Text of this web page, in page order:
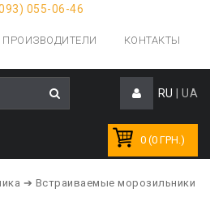
055-06-46
ПРОИЗВОДИТЕЛИ КОНТАКТЫ
RU UA
0 (0 ГРН.)
➔ Встраиваемые морозильники